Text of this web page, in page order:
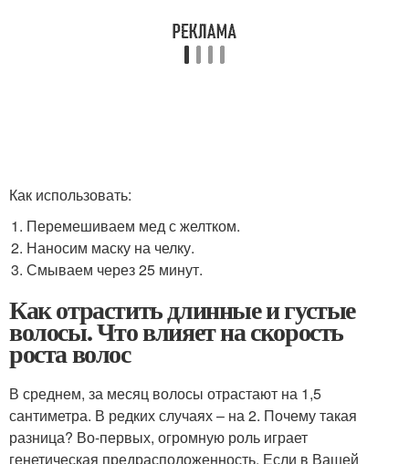
Как использовать:
Перемешиваем мед с желтком.
Наносим маску на челку.
Смываем через 25 минут.
Как отрастить длинные и густые
волосы. Что влияет на скорость
роста волос
В среднем, за месяц волосы отрастают на 1,5
сантиметра. В редких случаях – на 2. Почему такая
разница? Во-первых, огромную роль играет
генетическая предрасположенность. Если в Вашей